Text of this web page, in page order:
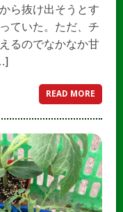
ら抜け出そうとす
ていた。ただ、チ
るのでなかなか甘
READ MORE